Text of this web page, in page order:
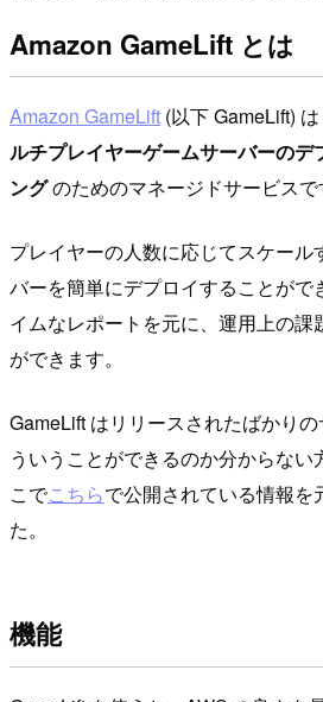
Amazon GameLift とは
Amazon GameLift (以下 GameLift) は
ルチプレイヤーゲームサーバーのデ
ングのためのマネージドサービスで
プレイヤーの人数に応じてスケール
バーを簡単にデプロイすることがで
イムなレポートを元に、運用上の課
ができます。
GameLift はリリースされたばかり
ういうことができるのか分からな
こでこちらで公開されている情報を
た。
機能